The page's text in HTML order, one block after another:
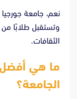
نعم، جامعة
وتستقبل طلابًا
الثقافات.
ما هي أفضل
الجامعة؟